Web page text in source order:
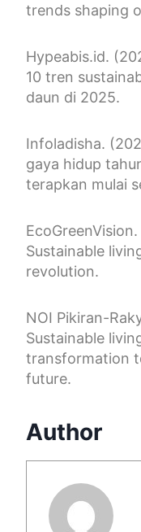
trends shaping
Hypeabis.id.
10 tren
daun di 2025.
Infoladisha.
gaya hidup
terapkan mulai
Sustainable
revolution.
NOI Pikiran-
Sustainable
transformation
future.
Author